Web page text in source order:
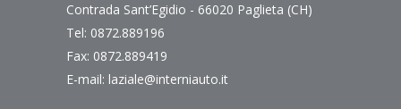
Contrada Sant’Egidio - 66020 Paglieta (CH)
Tel: 0872.889196
Fax: 0872.889419
E-mail: laziale@interniauto.it